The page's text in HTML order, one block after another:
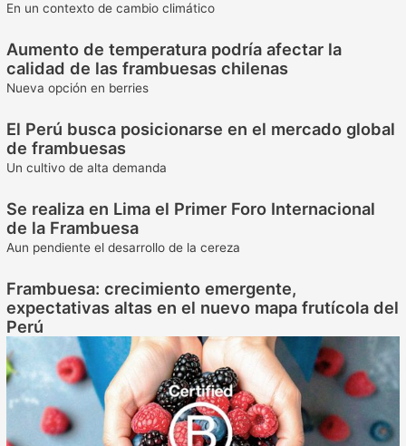
En un contexto de cambio climático
Aumento de temperatura podría afectar la
calidad de las frambuesas chilenas
Nueva opción en berries
El Perú busca posicionarse en el mercado global
de frambuesas
Un cultivo de alta demanda
Se realiza en Lima el Primer Foro Internacional
de la Frambuesa
Aun pendiente el desarrollo de la cereza
Frambuesa: crecimiento emergente,
expectativas altas en el nuevo mapa frutícola del
Perú